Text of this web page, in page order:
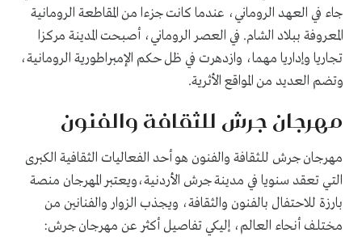
جاء في العهد الروماني، عندما كانت جزءا من المقاطعة الرومانية
المعروفة ببلاد الشام. في العصر الروماني، أصبحت المدينة مركزا
تجاريا وإداريا مهما، وازدهرت في ظل حكم الإمبراطورية الرومانية،
وتضم العديد من المواقع الأثرية.
مهرجان جرش للثقافة والفنون
مهرجان جرش للثقافة والفنون هو أحد الفعاليات الثقافية الكبرى
التي تعقد سنويا في مدينة جرش الأردنية،ويعتبر المهرجان منصة
بارزة للاحتفال بالفنون والثقافة، ويجذب الزوار والفنانين من
مختلف أنحاء العالم، إليكي تفاصيل أكثر عن مهرجان جرش: